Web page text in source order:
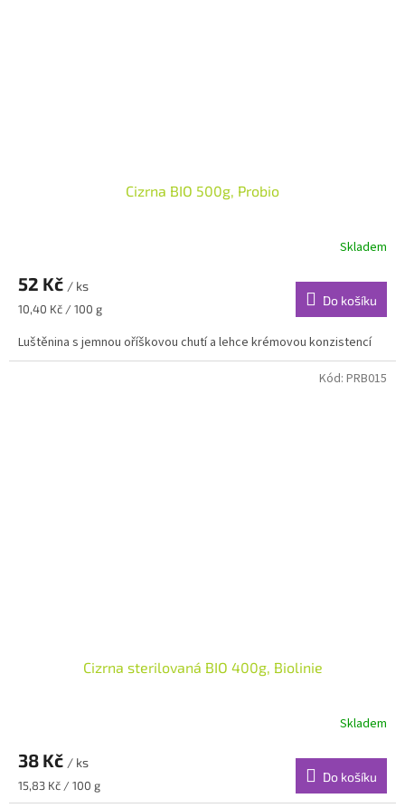
Cizrna BIO 500g, Probio
Skladem
52 Kč / ks
Měrná
10,40 Kč / 100 g
Do košíku
Luštěnina s jemnou oříškovou chutí a lehce krémovou konzistencí
Cizrna sterilovaná BIO 400g, Biolinie
Skladem
38 Kč / ks
Měrná
cena:
15,83 Kč / 100 g
Do košíku
Kód: PRB015